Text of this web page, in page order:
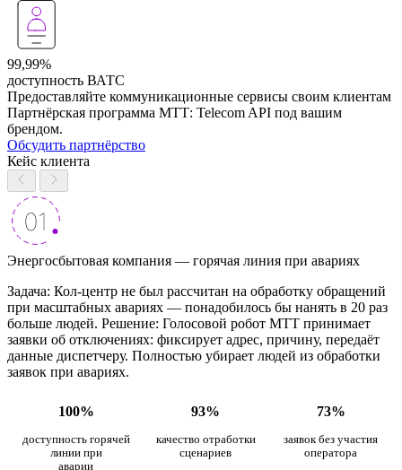
99,99%
доступность ВАТС
Предоставляйте коммуникационные сервисы своим клиентам
Партнёрская программа МТТ: Telecom API под вашим
брендом.
Обсудить партнёрство
Кейс клиента
Энергосбытовая компания — горячая линия при авариях
Задача: Кол-центр не был рассчитан на обработку обращений
при масштабных авариях — понадобилось бы нанять в 20 раз
больше людей. Решение: Голосовой робот МТТ принимает
заявки об отключениях: фиксирует адрес, причину, передаёт
данные диспетчеру. Полностью убирает людей из обработки
заявок при авариях.
100% 93% 73%
доступность горячей
линии при
аварии
качество отработки
сценариев
заявок без участия
оператора